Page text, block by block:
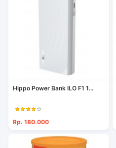
Hippo Power Bank ILO F1 1...
Rp. 180.000